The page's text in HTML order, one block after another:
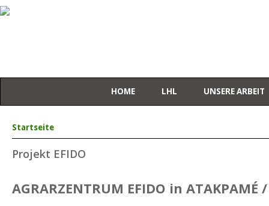
HOME LHL UNSERE ARBEIT
Sie sind hier
Startseite
Projekt EFIDO
AGRARZENTRUM EFIDO in ATAKPAMÉ